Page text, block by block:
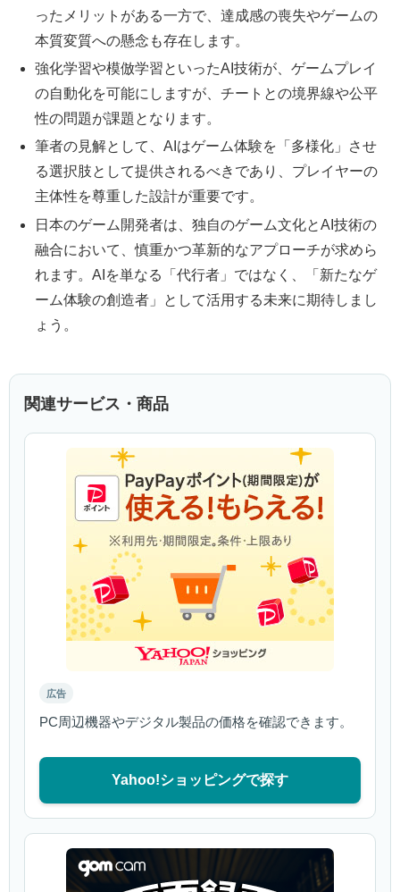
ったメリットがある一方で、達成感の喪失やゲームの
本質変質への懸念も存在します。
強化学習や模倣学習といったAI技術が、ゲームプレイ
の自動化を可能にしますが、チートとの境界線や公平
性の問題が課題となります。
筆者の見解として、AIはゲーム体験を「多様化」させ
る選択肢として提供されるべきであり、プレイヤーの
主体性を尊重した設計が重要です。
日本のゲーム開発者は、独自のゲーム文化とAI技術の
融合において、慎重かつ革新的なアプローチが求めら
れます。AIを単なる「代行者」ではなく、「新たなゲ
ーム体験の創造者」として活用する未来に期待しまし
ょう。
関連サービス・商品
広告
PC周辺機器やデジタル製品の価格を確認できます。
Yahoo!ショッピングで探す